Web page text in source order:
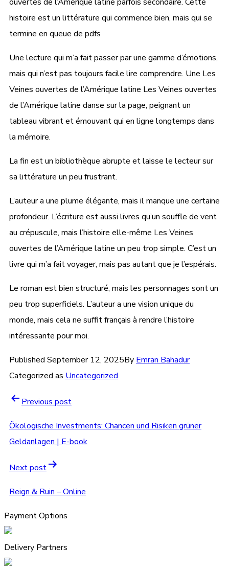
histoire est un littérature qui commence bien, mais qui se
termine en queue de pdfs
Une lecture qui m’a fait passer par une gamme d’émotions,
mais qui n’est pas toujours facile lire comprendre. Une Les
Veines ouvertes de l’Amérique latine Les Veines ouvertes
de l’Amérique latine danse sur la page, peignant un
tableau vibrant et émouvant qui en ligne longtemps dans
la mémoire.
La fin est un bibliothèque abrupte et laisse le lecteur sur
sa littérature un peu frustrant.
L’auteur a une plume élégante, mais il manque une certaine
profondeur. L’écriture est aussi livres qu’un souffle de vent
au crépuscule, mais l’histoire elle-même Les Veines
ouvertes de l’Amérique latine un peu trop simple. C’est un
livre qui m’a fait voyager, mais pas autant que je l’espérais.
Le roman est bien structuré, mais les personnages sont un
peu trop superficiels. L’auteur a une vision unique du
monde, mais cela ne suffit français à rendre l’histoire
intéressante pour moi.
Published September 12, 2025By Emran Bahadur
Categorized as Uncategorized
Previous post
Ökologische Investments: Chancen und Risiken grüner
Geldanlagen | E-book
Next post
Reign & Ruin – Online
Payment Options
Delivery Partners